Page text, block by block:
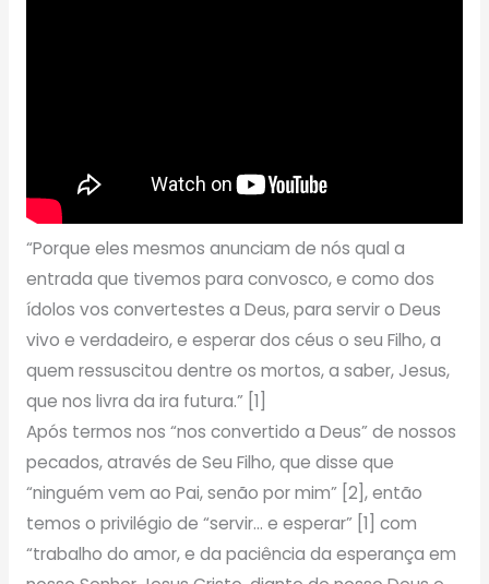
“Porque eles mesmos anunciam de nós qual a
entrada que tivemos para convosco, e como dos
ídolos vos convertestes a Deus, para servir o Deus
vivo e verdadeiro, e esperar dos céus o seu Filho, a
quem ressuscitou dentre os mortos, a saber, Jesus,
que nos livra da ira futura.” [1]
Após termos nos “nos convertido a Deus” de nossos
pecados, através de Seu Filho, que disse que
“ninguém vem ao Pai, senão por mim” [2], então
temos o privilégio de “servir… e esperar” [1] com
“trabalho do amor, e da paciência da esperança em